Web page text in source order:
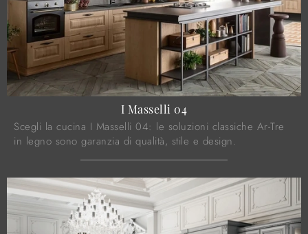
I Masselli 04
Scegli la cucina I Masselli 04: le soluzioni classiche Ar-Tre
in legno sono garanzia di qualità, stile e design.